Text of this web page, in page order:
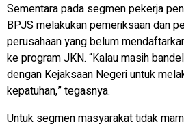
Sementara pada segmen pekerja
BPJS melakukan pemeriksaan dan
perusahaan yang belum
ke program JKN. “Kalau masih
dengan Kejaksaan Negeri untuk
kepatuhan,” tegasnya.
Untuk segmen masyarakat tidak